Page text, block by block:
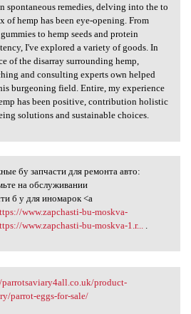
spontaneous remedies, delving into the to
of hemp has been eye-opening. From
to hemp seeds and protein
I've explored a variety of goods. In
of the disarray surrounding hemp,
and consulting experts own helped
burgeoning field. Entire, my experience
has been positive, contribution holistic
solutions and sustainable choices.
бу запчасти для
бу запчасти для ремонта авто:
на обслуживании
б у для иномарок <a
www.zapchasti-bu-moskva-
www.zapchasti-bu-moskva-1.r...
product-
parrot-eggs-for-sale/